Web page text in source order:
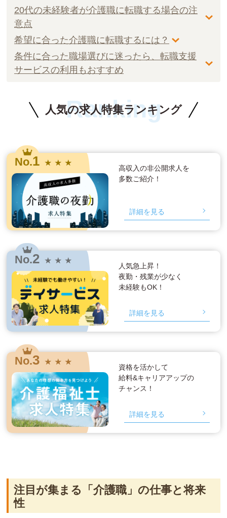
20代の未経験者が介護職に転職する場合の注
意点
希望に合った介護職に転職するには？
条件に合った職場選びに迷ったら、転職支援
サービスの利用もおすすめ
人気の求人特集ランキング
Ranking
No.1 ★ ★ ★
高収入の非公開求人を
多数ご紹介！
詳細を見る
No.2 ★ ★ ★
人気急上昇！
夜勤・残業が少なく
未経験もOK！
詳細を見る
No.3 ★ ★ ★
資格を活かして
給料&キャリアアップの
チャンス！
詳細を見る
注目が集まる「介護職」の仕事と将来
性